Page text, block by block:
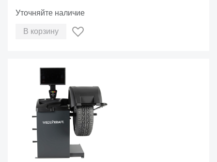
Уточняйте наличие
В корзину